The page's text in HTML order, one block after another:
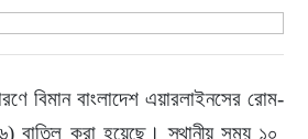
বিমান বাংলাদেশ এয়ারলাইনসের রোম-
বাতিল করা হয়েছে। স্থানীয় সময় ১০